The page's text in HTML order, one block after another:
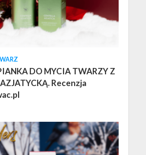
DO MYCIA TWARZY Z
Recenzja